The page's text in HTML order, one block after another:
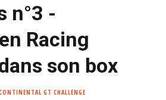
n°3 -
Racing
son box
GT CHALLENGE